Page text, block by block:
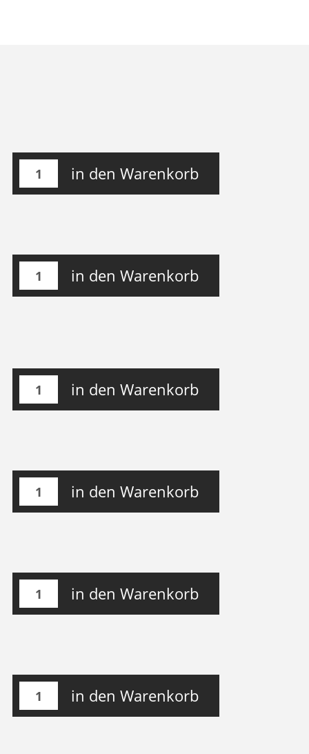
in den Warenkorb
in den Warenkorb
in den Warenkorb
in den Warenkorb
in den Warenkorb
in den Warenkorb